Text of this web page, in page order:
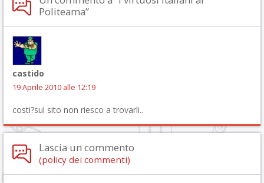
Politeama”
castido
19 Aprile 2010 alle 12:19
costi?sul sito non riesco a trovarli..
Lascia un commento
(policy dei commenti)